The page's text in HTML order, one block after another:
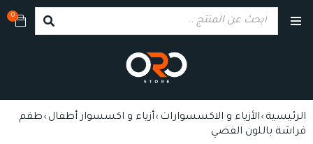
0
الرئيسية › الأزياء و الاكسسوارات › أزياء و اكسسوار أطفال › طقم
فراشة باللون الفضي